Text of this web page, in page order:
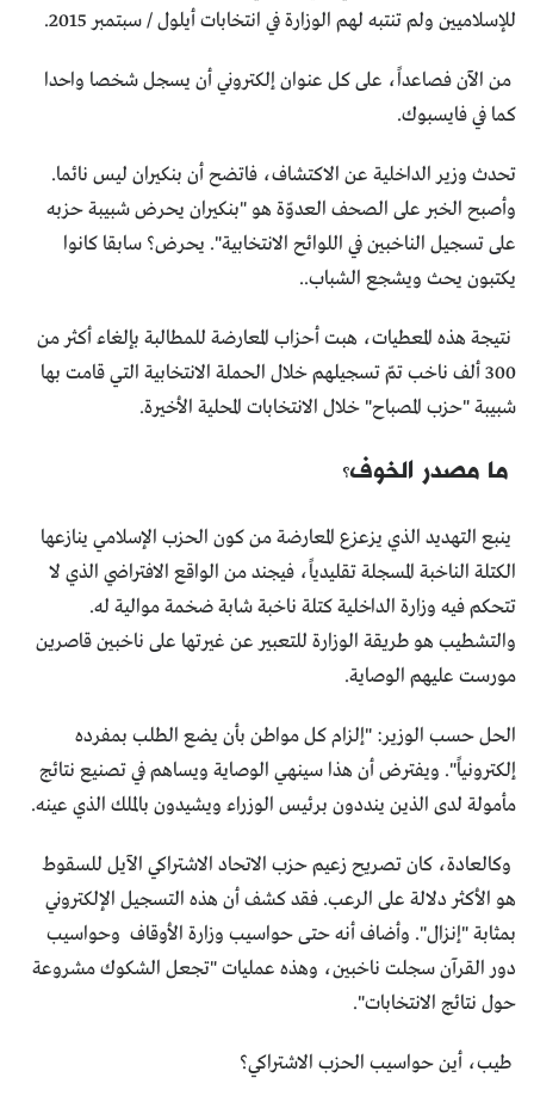
للإسلاميين ولم تنتبه لهم الوزارة في انتخابات أيلول / سبتمبر 2015.
من الآن فصاعداً، على كل عنوان إلكتروني أن يسجل شخصا واحدا
كما في فايسبوك.
تحدث وزير الداخلية عن الاكتشاف، فاتضح أن بنكيران ليس نائما.
وأصبح الخبر على الصحف العدوّة هو "بنكيران يحرض شبيبة حزبه
على تسجيل الناخبين في اللوائح الانتخابية". يحرض؟ سابقا كانوا
يكتبون يحث ويشجع الشباب..
نتيجة هذه المعطيات، هبت أحزاب المعارضة للمطالبة بإلغاء أكثر من
300 ألف ناخب تمّ تسجيلهم خلال الحملة الانتخابية التي قامت بها
شبيبة "حزب المصباح" خلال الانتخابات المحلية الأخيرة.
ما مصدر الخوف؟
ينبع التهديد الذي يزعزع المعارضة من كون الحزب الإسلامي ينازعها
الكتلة الناخبة المسجلة تقليدياً، فيجند من الواقع الافتراضي الذي لا
تتحكم فيه وزارة الداخلية كتلة ناخبة شابة ضخمة موالية له.
والتشطيب هو طريقة الوزارة للتعبير عن غيرتها على ناخبين قاصرين
مورست عليهم الوصاية.
الحل حسب الوزير: "إلزام كل مواطن بأن يضع الطلب بمفرده
إلكترونياً". ويفترض أن هذا سينهي الوصاية ويساهم في تصنيع نتائج
مأمولة لدى الذين ينددون برئيس الوزراء ويشيدون بالملك الذي عينه.
وكالعادة، كان تصريح زعيم حزب الاتحاد الاشتراكي الآيل للسقوط
هو الأكثر دلالة على الرعب. فقد كشف أن هذه التسجيل الإلكتروني
بمثابة "إنزال". وأضاف أنه حتى حواسيب وزارة الأوقاف وحواسيب
دور القرآن سجلت ناخبين، وهذه عمليات "تجعل الشكوك مشروعة
حول نتائج الانتخابات".
طيب، أين حواسيب الحزب الاشتراكي؟